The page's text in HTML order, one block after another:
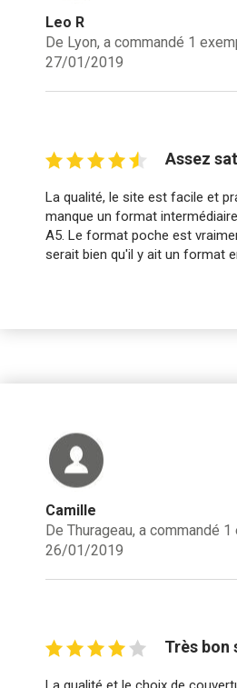
Leo R
De Lyon, a commandé 1
27/01/2019
Assez
La qualité, le site est facile et
manque un format
A5. Le format poche est
serait bien qu'il y ait un format
Camille
De Thurageau, a commandé
26/01/2019
Très bon